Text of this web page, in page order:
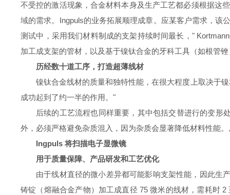
不受控的激活现象，合金材料本身及生产工艺都必须根据这些
域的需求。Ingpuls的业务拓展顺理成章。应某客户需求，该
测试中，采用我们材料制成的支架持续时间最长，"
加工成支架的管材，以及基于镍钛合金的牙科工具（如根管
历经数十道工序，打造超薄线材
镍钛合金线材的质量和独特性能，在很大程度上取决于
成功起到了约一半的作用。"
后续的工艺流程也同样重要，其中包括交替进行的变形
外，必须严格避免杂质混入，因为杂质会显著降低材料性能
Ingpuls 将扫描电子显微镜
用于质量保障、产品研发和工艺优化
由于线材直径的微小差异都可能影响支架性能，因此生
铸锭（熔融合金产物）加工成直径 75 微米的线材，需耗时